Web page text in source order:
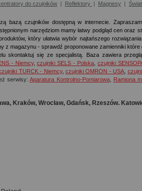
do czujników | Reflektory | Magnesy |
bazą czujników dostępną w internecie.
narzędziom mamy łatwy podgląd cen oraz
który ułatwia wybór najtańszego rozwiązania
z magazynu - sprawdź proponowane zamienniki które
skontaktuj się ze specjalistą. Baza zawiera
- Niemcy,czujniki SELS - Polska, czujniki
TURCK - Niemcy,czujniki OMRON - USA
serwisy:Aparatura Kontrolno-Pomiarowa, Ramiona
Kraków, Wrocław, Gdańsk, Rzeszów.